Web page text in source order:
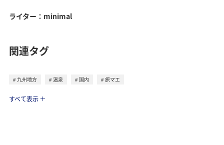
ライター：minimal
関連タグ
九州地方 温泉 国内
旅マエ
トラベル
すべて表示